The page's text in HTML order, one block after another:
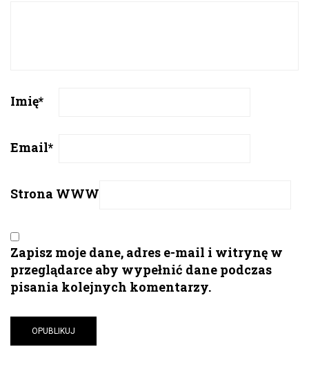
Imię*
Email*
Strona WWW
Zapisz moje dane, adres e-mail i witrynę w
przeglądarce aby wypełnić dane podczas
pisania kolejnych komentarzy.